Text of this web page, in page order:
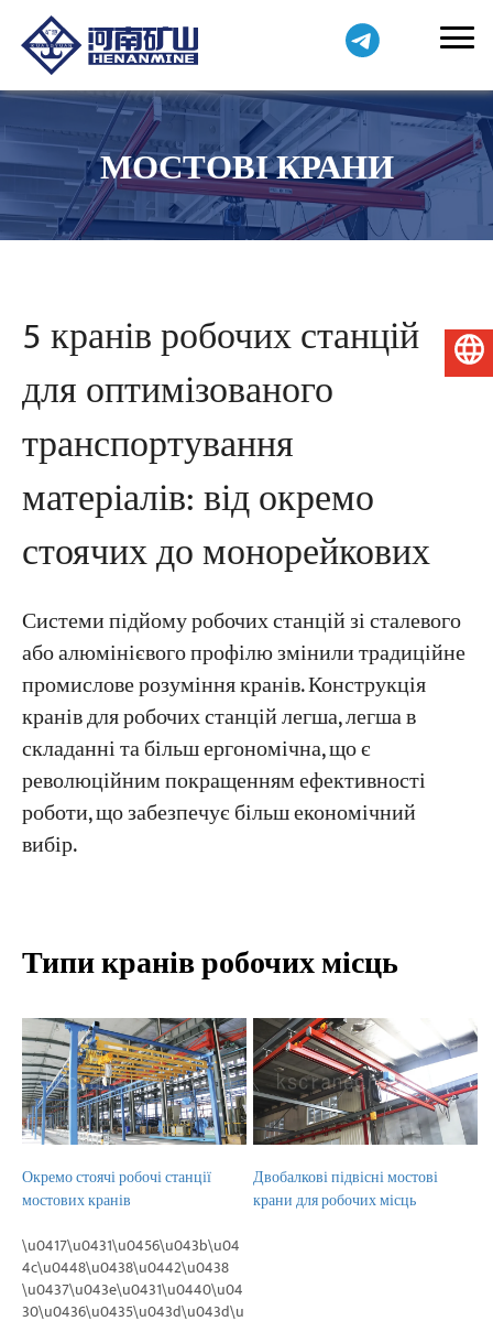
Проекти
Блоги
Новини
Програми
Про нас
МОСТОВІ КРАНИ
5 кранів робочих станцій
для оптимізованого
транспортування
матеріалів: від окремо
стоячих до монорейкових
Системи підйому робочих станцій зі сталевого
або алюмінієвого профілю змінили традиційне
промислове розуміння кранів. Конструкція
кранів для робочих станцій легша, легша в
складанні та більш ергономічна, що є
революційним покращенням ефективності
роботи, що забезпечує більш економічний
вибір.
Типи кранів робочих місць
Окремо стоячі робочі станції
мостових кранів
Двобалкові підвісні мостові
крани для робочих місць
\u0417\u0431\u0456\u043b\u04
4c\u0448\u0438\u0442\u0438
\u0437\u043e\u0431\u0440\u04
30\u0436\u0435\u043d\u043d\u
Українська